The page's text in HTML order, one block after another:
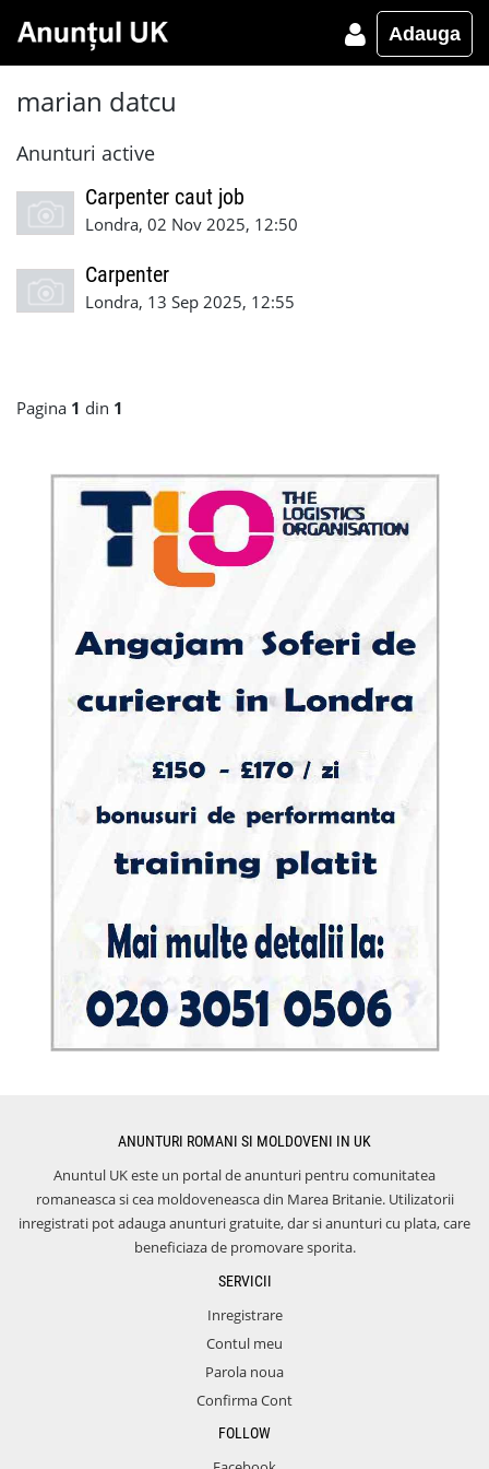
Adauga
marian datcu
Anunturi active
Carpenter caut job
Londra, 02 Nov 2025, 12:50
Carpenter
Londra, 13 Sep 2025, 12:55
Pagina 1 din 1
ANUNTURI ROMANI SI MOLDOVENI IN UK
Anuntul UK este un portal de anunturi pentru comunitatea
romaneasca si cea moldoveneasca din Marea Britanie. Utilizatorii
inregistrati pot adauga anunturi gratuite, dar si anunturi cu plata, care
beneficiaza de promovare sporita.
SERVICII
Inregistrare
Contul meu
Parola noua
Confirma Cont
FOLLOW